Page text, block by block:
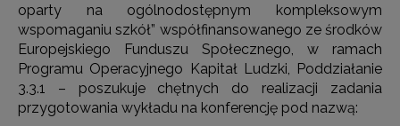
oparty na ogólnodostępnym kompleksowym
wspomaganiu szkół” współfinansowanego ze środków
Europejskiego Funduszu Społecznego, w ramach
Programu Operacyjnego Kapitał Ludzki, Poddziałanie
3.3.1 – poszukuje chętnych do realizacji zadania
przygotowania wykładu na konferencję pod nazwą: